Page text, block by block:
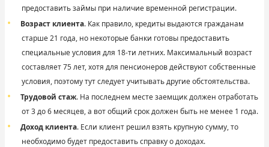
предоставить займы при наличие временной регистрации.
Возраст клиента. Как правило, кредиты выдаются гражданам
старше 21 года, но некоторые банки готовы предоставить
специальные условия для 18-ти летних. Максимальный возраст
составляет 75 лет, хотя для пенсионеров действуют собственные
условия, поэтому тут следует учитывать другие обстоятельства.
Трудовой стаж. На последнем месте заемщик должен отработать
от 3 до 6 месяцев, а вот общий срок должен быть не менее 1 года.
Доход клиента. Если клиент решил взять крупную сумму, то
необходимо будет предоставить справку о доходах.